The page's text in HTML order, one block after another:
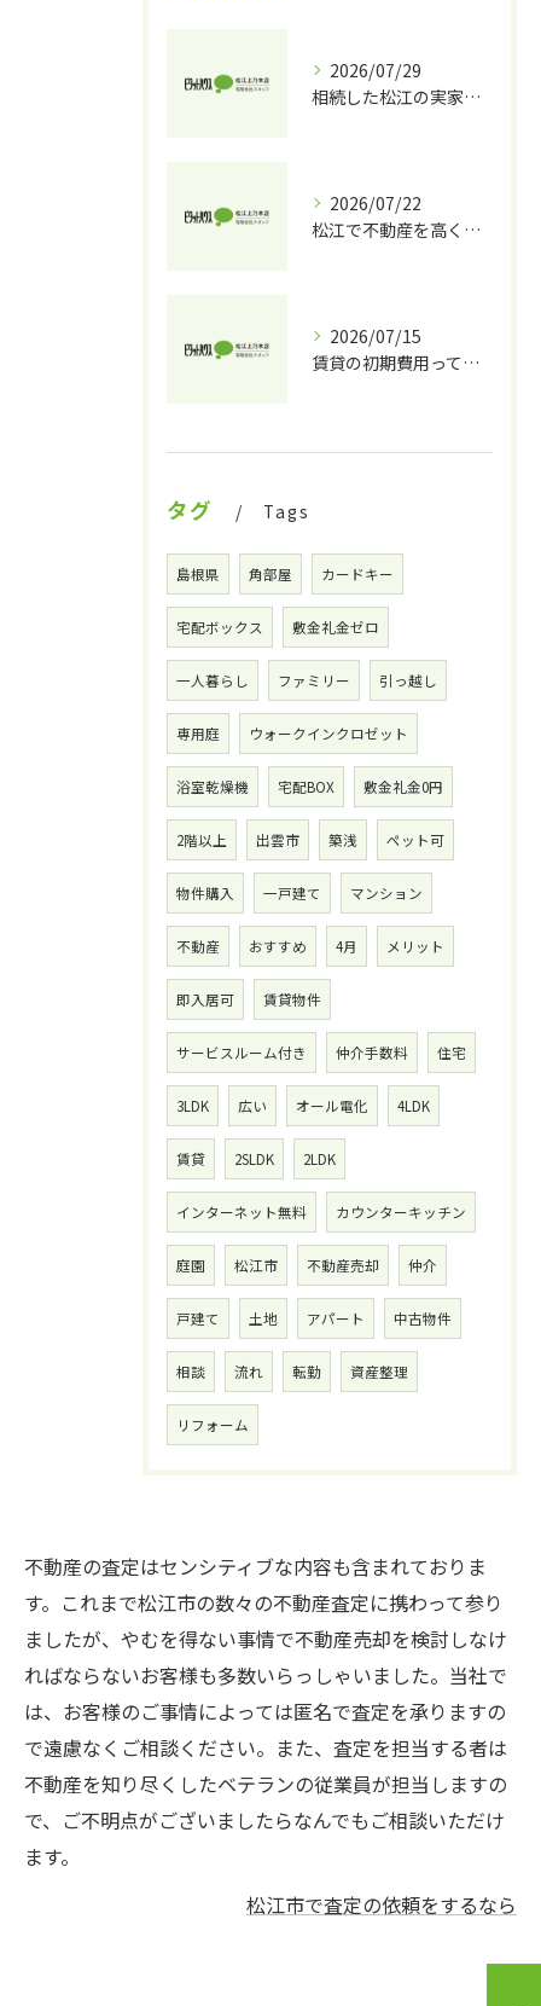
2026/07/29
相続した松江の実家、どうする？放置する前に知っておくべき売却・活用のステップ
2026/07/22
松江で不動産を高く・安心して売るには？売却の流れと地元のプロが選ばれる理由
2026/07/15
賃貸の初期費用っていくらかかる？相場・内訳と松江で賢く抑えるプロのコツ
タグ Tags
島根県 角部屋 カードキー
宅配ボックス 敷金礼金ゼロ
一人暮らし ファミリー 引っ越し
専用庭 ウォークインクロゼット
浴室乾燥機 宅配BOX 敷金礼金0円
2階以上 出雲市 築浅 ペット可
物件購入 一戸建て マンション
不動産 おすすめ 4月 メリット
即入居可 賃貸物件
サービスルーム付き 仲介手数料 住宅
3LDK 広い オール電化 4LDK
賃貸 2SLDK 2LDK
インターネット無料 カウンターキッチン
庭園 松江市 不動産売却 仲介
戸建て 土地 アパート 中古物件
相談 流れ 転勤 資産整理
リフォーム
不動産の査定はセンシティブな内容も含まれておりま
す。これまで松江市の数々の不動産査定に携わって参り
ましたが、やむを得ない事情で不動産売却を検討しなけ
ればならないお客様も多数いらっしゃいました。当社で
は、お客様のご事情によっては匿名で査定を承りますの
で遠慮なくご相談ください。また、査定を担当する者は
不動産を知り尽くしたベテランの従業員が担当しますの
で、ご不明点がございましたらなんでもご相談いただけ
ます。
松江市で査定の依頼をするなら